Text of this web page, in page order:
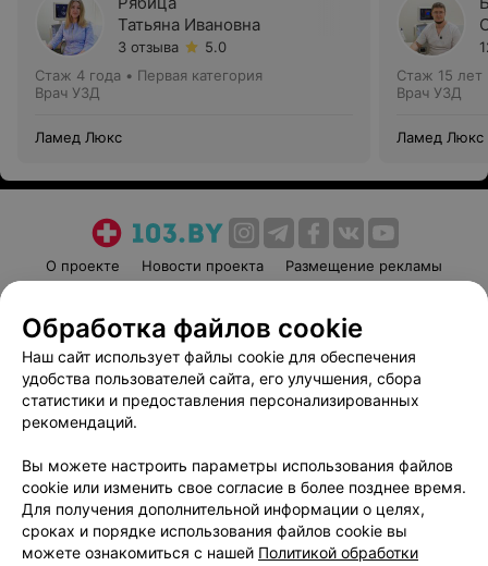
Татьяна Ивановна
3 отзыва
5.0
Стаж 4 года • Первая категория
Врач УЗД
Ламед Люкс
Стаж 15 лет
Врач УЗД
Ламед Люкс
О проекте Новости проекта
Размещение рекламы
Пользовательское соглашение
Способы оплаты
Вакансии
Партнеры
Написать руководителю 103.by
Обработка персональных данных
Обработка файлов cookie
Наш сайт использует файлы cookie для обеспечения
удобства пользователей сайта, его улучшения, сбора
статистики и предоставления персонализированных
рекомендаций.
Вы можете настроить параметры использования файлов
cookie или изменить свое согласие в более позднее время.
Для получения дополнительной информации о целях,
сроках и порядке использования файлов cookie вы
можете ознакомиться с нашей Политикой обработки